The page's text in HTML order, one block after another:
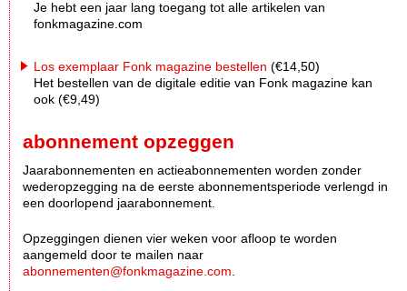
Je hebt een jaar lang toegang tot alle artikelen van
fonkmagazine.com
Los exemplaar Fonk magazine bestellen (€14,50)
Het bestellen van de digitale editie van Fonk magazine kan
ook (€9,49)
abonnement opzeggen
Jaarabonnementen en actieabonnementen worden zonder
wederopzegging na de eerste abonnementsperiode verlengd in
een doorlopend jaarabonnement.
Opzeggingen dienen vier weken voor afloop te worden
aangemeld door te mailen naar
abonnementen@fonkmagazine.com